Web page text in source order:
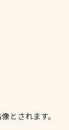
とされます。